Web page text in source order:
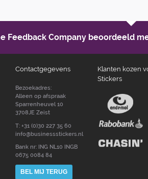
Feedback Company beoordeeld
Contactgegevens
Bezoekadres:
Alleen op afspraak
Sparrenheuvel 10
3708JE Zeist
T: +31 (0)30 227 35 60
info@businessstickers.nl
Bank nr: ING NL10 INGB
0675 0084 84
BEL MIJ TERUG
Klanten kozen
Stickers